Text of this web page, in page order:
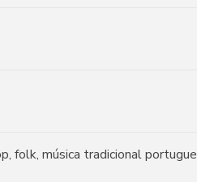
folk, música tradicional